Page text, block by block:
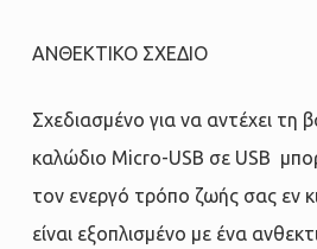
ΑΝΘΕΚΤΙΚΟ ΣΧΕΔΙΟ
Σχεδιασμένο για να αντέχει τη
καλώδιο Micro-USB σε USB
τον ενεργό τρόπο ζωής σας εν
είναι εξοπλισμένο με ένα